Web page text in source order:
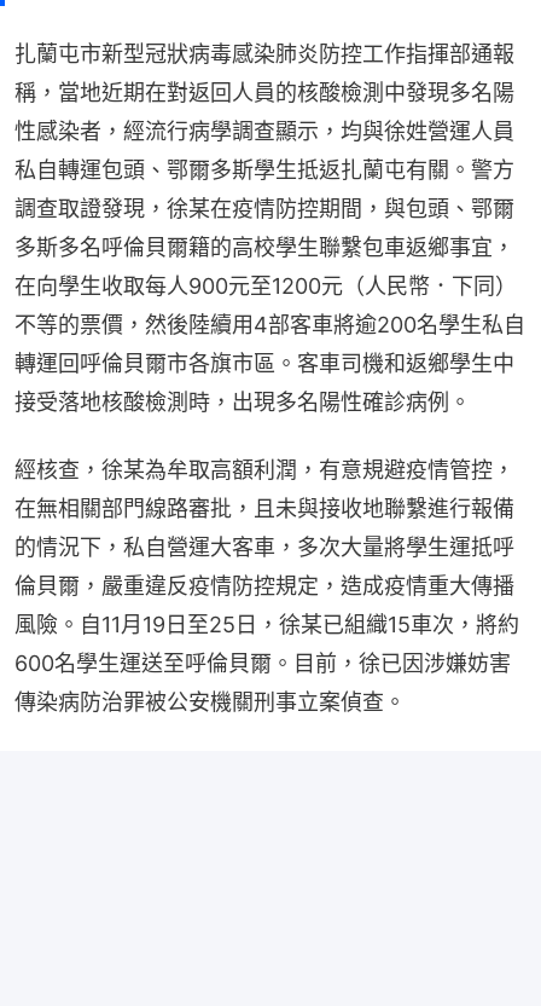
扎蘭屯市新型冠狀病毒感染肺炎防控工作指揮部通報
稱，當地近期在對返回人員的核酸檢測中發現多名陽
性感染者，經流行病學調查顯示，均與徐姓營運人員
私自轉運包頭、鄂爾多斯學生抵返扎蘭屯有關。警方
調查取證發現，徐某在疫情防控期間，與包頭、鄂爾
多斯多名呼倫貝爾籍的高校學生聯繫包車返鄉事宜，
在向學生收取每人900元至1200元（人民幣．下同）
不等的票價，然後陸續用4部客車將逾200名學生私自
轉運回呼倫貝爾市各旗市區。客車司機和返鄉學生中
接受落地核酸檢測時，出現多名陽性確診病例。
經核查，徐某為牟取高額利潤，有意規避疫情管控，
在無相關部門線路審批，且未與接收地聯繫進行報備
的情況下，私自營運大客車，多次大量將學生運抵呼
倫貝爾，嚴重違反疫情防控規定，造成疫情重大傳播
風險。自11月19日至25日，徐某已組織15車次，將約
600名學生運送至呼倫貝爾。目前，徐已因涉嫌妨害
傳染病防治罪被公安機關刑事立案偵查。